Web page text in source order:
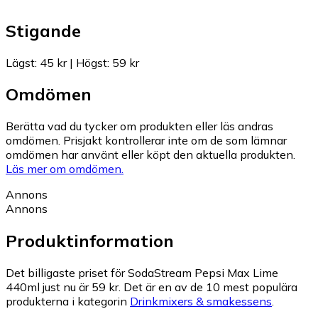
Stigande
Lägst: 45 kr| Högst: 59 kr
Omdömen
Berätta vad du tycker om produkten eller läs andras
omdömen. Prisjakt kontrollerar inte om de som lämnar
omdömen har använt eller köpt den aktuella produkten.
Läs mer om omdömen.
Annons
Annons
Produktinformation
Det billigaste priset för SodaStream Pepsi Max Lime
440ml just nu är 59 kr. Det är en av de 10 mest populära
produkterna i kategorin Drinkmixers & smakessens.